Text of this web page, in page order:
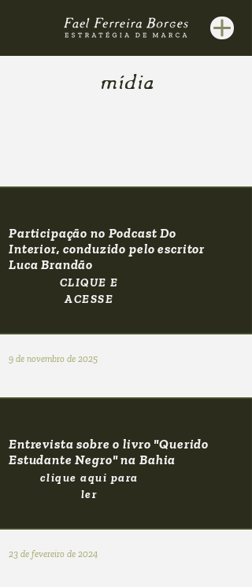
mídia
Participação no Podcast Do
Interior, conduzido pelo escritor
Luca Brandão
CLIQUE E
ACESSE
9 de novembro de 2025
Entrevista sobre o livro "Querido
Estudante Negro" na Bahia
clique aqui para
ler
23 de fevereiro de 2024